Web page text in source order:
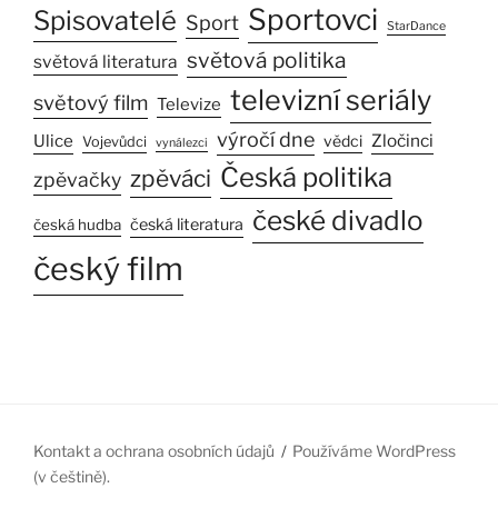
Spisovatelé Sport Sportovci StarDance
světová literatura světová politika
světový film Televize televizní seriály
Ulice Vojevůdci vynálezci výročí dne vědci Zločinci
zpěvačky zpěváci Česká politika
česká hudba česká literatura české divadlo
český film
Kontakt a ochrana osobních údajů
Používáme WordPress
(v češtině).